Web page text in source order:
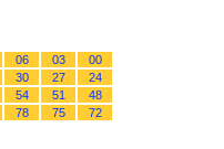
00
03
06
24
27
30
48
51
54
72
75
78